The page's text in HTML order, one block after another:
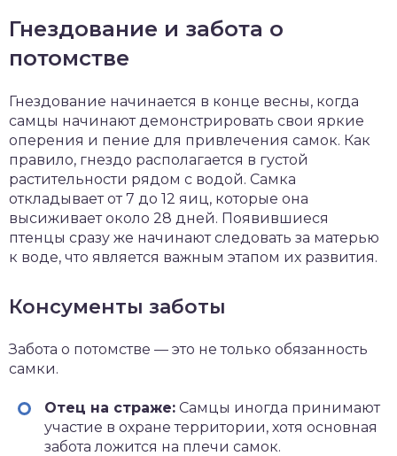
Гнездование и забота о
потомстве
Гнездование начинается в конце весны, когда
самцы начинают демонстрировать свои яркие
оперения и пение для привлечения самок. Как
правило, гнездо располагается в густой
растительности рядом с водой. Самка
откладывает от 7 до 12 яиц, которые она
высиживает около 28 дней. Появившиеся
птенцы сразу же начинают следовать за матерью
к воде, что является важным этапом их развития.
Консументы заботы
Забота о потомстве — это не только обязанность
самки.
Отец на страже: Самцы иногда принимают
участие в охране территории, хотя основная
забота ложится на плечи самок.